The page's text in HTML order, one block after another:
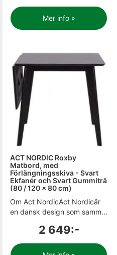
Mer info »
ACT NORDIC Roxby
Matbord, med
Förlängningsskiva - Svart
Ekfanér och Svart Gummiträ
(80 / 120 x 80 cm)
Om Act NordicAct Nordicär
en dansk design som samm...
2 649:-